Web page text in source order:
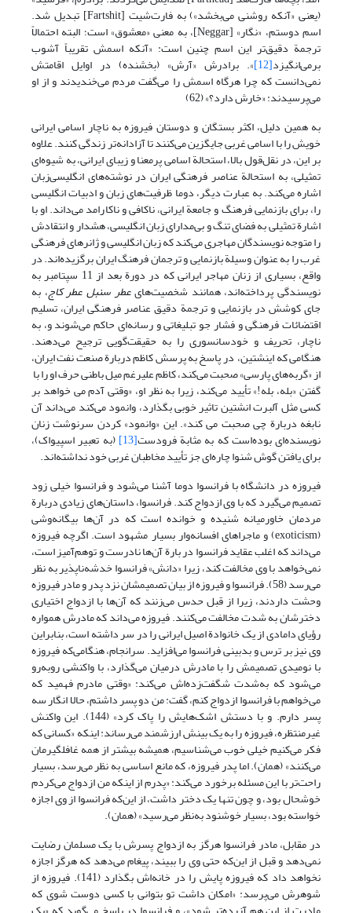
(یعنی «آنکه روشنی می‌بخشد») به فارت‌شیت [Fartshit] تبدیل شد.
اسم دوستم، «نگار» [Neggar]، به معنی «معشوق» است؛ البته احتمالاً
ترجمة دقیق‌تر این اسم چنین است: «آنکه اسمش تقریباً آشوب
برمی‌انگیزد[12] ». برادرش «آرش» (بخشنده) در اوایل اقامتش
نمی‌دانست که چرا هرگاه اسمش را می‌گفت مردم می‌خندیدند و از او
می‌پرسیدند: «خارش دارد؟» (62)
به همین دلیل، اکثر بستگان و دوستان فیروزه به ناچار اسامی ایرانی
خویش را با اسامی غربی جایگزین می‌کنند تا آزادانه‌تر زندگی کنند. علاوه
بر این، در نقل‌قول بالا، استحالة اسامی پرمعنا و زیبای ایرانی، به شیوه‌ای
تمثیلی، به استحالة عناصر فرهنگی ایران در نوشته‌های انگلیسی‌زبان
اشاره می‌کند. به عبارت دیگر، دوما ظرفیت‌های زبان و ادبیات انگلیسی
را، برای بازنمایی فرهنگ و جامعة ایرانی، ناکافی و ناکارامد می‌داند. او با
اشارة تمثیلی به فضای تنگ و بی‌مدارای زبان انگلیسی، هشدار و انتقادش
را متوجه نویسندگان مهاجری می‌کند که زبان انگلیسی و ژانرهای فرهنگی
غرب را به عنوان وسیلة بازنمایی و ترجمان فرهنگ ایران برگزیده‌اند. در
واقع، بسیاری از زنان مهاجر ایرانی که در دورة بعد از 11 سپتامبر به
نویسندگی پرداخته‌اند، همانند شخصیت‌هایعطر سنبل عطر کاج، به
جای کوشش در بازنمایی و ترجمة دقیق عناصر فرهنگی ایران، تسلیم
اقتضائات فرهنگی و فشار جو تبلیغاتی و رسانه‌ای حاکم می‌شوند و، به
ناچار، تحریف و خودسانسوری را به حقیقت‌گویی ترجیح می‌دهند.
هنگامی که اینشتین، در پاسخ به پرسش کاظم دربارة صنعت نفت ایران،
از «گربه‌های پارسی» صحبت می‌کند، کاظم علیرغم میل باطنی حرف او را با
گفتن «بله، بله!» تأیید می‌کند، زیرا به نظر او، «وقتی آدم می خواهد بر
کسی مثل آلبرت انشتین تاثیر خوبی بگذارد، وانمود می‌کند می‌داند آن
نابغه دربارة چی صحبت می کند». این «وانمود» کردن سرنوشت زنان
نویسنده‌ای بوده‌است که به مثابة فرودست[13] (به تعبیر اسپیواک)،
برای یافتن گوش شنوا چاره‌ای جز تأیید مخاطبان غربی خود نداشته‌اند.
فیروزه در دانشگاه با فرانسوا دوما آشنا می‌شود و فرانسوا خیلی زود
تصمیم می‌گیرد که با وی ازدواج کند. فرانسوا، داستان‌های زیادی دربارة
مردمان خاورمیانه شنیده و خوانده است که در آن‌ها بیگانه‌وشی
(exoticism) و ماجراهای افسانه‌وار بسیار مشهود است. اگرچه فیروزه
می‌داند که اغلب عقاید فرانسوا در بارة آن‌ها نادرست و توهم‌آمیز است،
نمی‌خواهد با وی مخالفت کند، زیرا «دانش» فرانسوا خدشه‌ناپذیر به نظر
می‌رسد (58). فرانسوا و فیروزه از بیان تصمیمشان نزد پدر و مادر فیروزه
وحشت داردند، زیرا از قبل حدس می‌زنند که آن‌ها با ازدواج اختیاری
دخترشان به شدت مخالفت می‌کنند. فیروزه می‌داند که مادرش همواره
رؤیای دامادی از یک خانوادة اصیل ایرانی را در سر داشته است، بنابراین
وی نیز بر ترس و بدبینی فرانسوا می‌افزاید. سرانجام، هنگامی‌که فیروزه
با نومیدی تصمیمش را با مادرش درمیان می‌گذارد، با واکنشی روبه‌رو
می‌شود که به‌شدت شگفت‌زده‌اش می‌کند: «وقتی مادرم فهمید که
می‌خواهم با فرانسوا ازدواج کنم، گفت: من دو پسر داشتم، حالا انگار سه
پسر دارم. و با دستش اشک‌هایش را پاک کرد» (144). این واکنش
غیرمنتظره، فیروزه را به یک بینش ارزشمند می‌رساند: اینکه «کسانی که
فکر می‌کنیم خیلی خوب می‌شناسیم، همیشه بیشتر از همه غافلگیرمان
می‌کنند» (همان). اما پدر فیروزه، که مانع اساسی به نظر می‌رسد، بسیار
راحت‌تر با این مسئله برخورد می‌کند: «پدرم از اینکه من ازدواج می‌کردم
خوشحال بود، و چون تنها یک دختر داشت، از این‌که فرانسوا از وی اجازه
خواسته بود، بسیار خوشنود به‌نظر می‌رسید» (همان).
در مقابل، مادر فرانسوا هرگز به ازدواج پسرش با یک مسلمان رضایت
نمی‌دهد و قبل از این‌که حتی وی را ببیند، پیغام می‌دهد که هرگز اجازه
نخواهد داد که فیروزه پایش را در خانه‌اش بگذارد (141). فیروزه از
شوهرش می‌پرسد: «امکان داشت تو بتوانی با کسی دوست شوی که